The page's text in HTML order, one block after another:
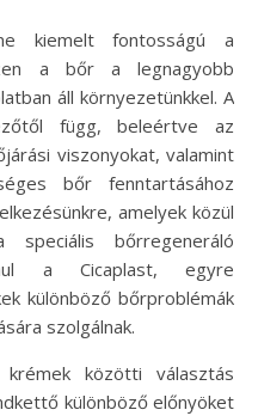
a bőr a legnagyobb
áll környezetünkkel. A
függ, beleértve az
viszonyokat, valamint
bőr fenntartásához
amelyek közül
bőrregeneráló
a Cicaplast, egyre
különböző bőrproblémák
szolgálnak.
közötti választás
különböző előnyöket